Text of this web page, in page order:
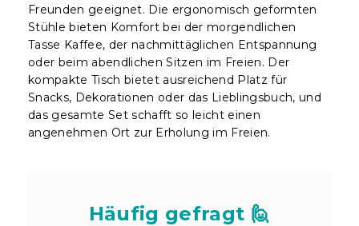
Freunden geeignet. Die ergonomisch geformten
Stühle bieten Komfort bei der morgendlichen
Tasse Kaffee, der nachmittäglichen Entspannung
oder beim abendlichen Sitzen im Freien. Der
kompakte Tisch bietet ausreichend Platz für
Snacks, Dekorationen oder das Lieblingsbuch, und
das gesamte Set schafft so leicht einen
angenehmen Ort zur Erholung im Freien.
Häufig gefragt 🙋